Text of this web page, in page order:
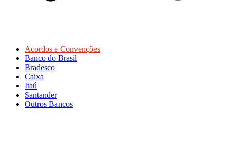
Acordos e Convenções
Banco do Brasil
Bradesco
Caixa
Itaú
Santander
Outros Bancos